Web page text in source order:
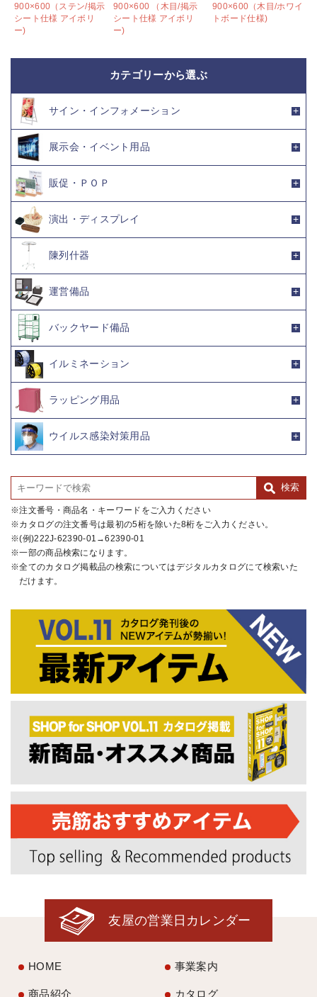
900×600（ステン/掲示
シート仕様 アイボリ
ー)
900×600 （木目/掲示
シート仕様 アイボリ
ー)
900×600（木目/ホワイ
トボード仕様)
カテゴリーから選ぶ
サイン・インフォメーション
展示会・イベント用品
販促・ＰＯＰ
演出・ディスプレイ
陳列什器
運営備品
バックヤード備品
イルミネーション
ラッピング用品
ウイルス感染対策用品
注文番号・商品名・キーワードをご入力ください
カタログの注文番号は最初の5桁を除いた8桁をご入力ください。
(例)222J-62390-01→62390-01
一部の商品検索になります。
全てのカタログ掲載品の検索についてはデジタルカタログにて検索いた
だけます。
友屋の営業日カレンダー
HOME 事業案内
商品紹介 カタログ